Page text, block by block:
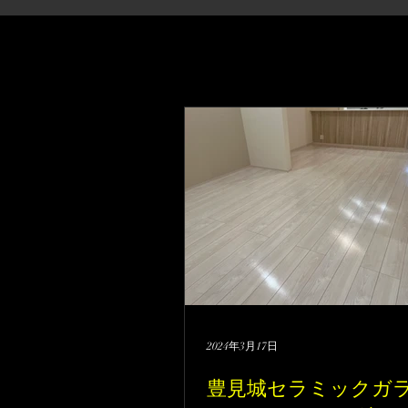
豊見城セラミックガ
2024年3月17日